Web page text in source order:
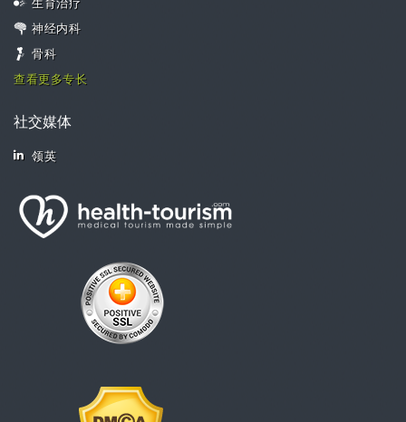
生育治疗
神经内科
骨科
查看更多专长
社交媒体
领英